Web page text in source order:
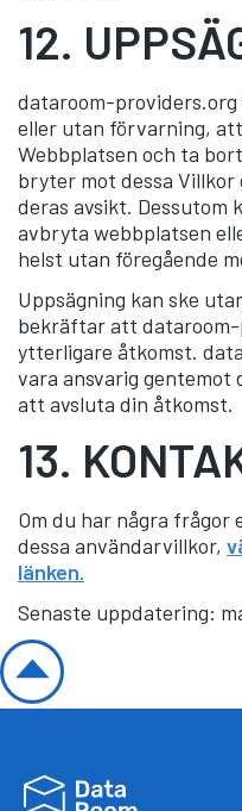
12.
dataroom-
eller utan förvarning,
Webbplatsen och ta
bryter mot dessa Villkor
deras avsikt. Dessutom
avbryta webbplatsen
helst utan föregående
Uppsägning kan ske
bekräftar att dataroom-
ytterligare åtkomst.
vara ansvarig
att avsluta din åtkomst.
13.
Om du har några frågor
dessa användarvillkor,
länken.
Senaste uppdatering: